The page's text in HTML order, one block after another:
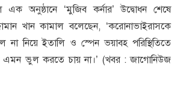
এক অনুষ্ঠানে ‘মুজিব কর্নার’ উদ্বোধন শেষে
খান কামাল বলেছেন, ‘করোনাভাইরাসকে
নিয়ে ইতালি ও স্পেন ভয়াবহ পরিস্থিতিতে
এমন ভুল করতে চায় না।’ (খবর : জাগোনিউজ